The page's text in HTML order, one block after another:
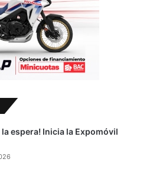
la espera! Inicia la Expomóvil